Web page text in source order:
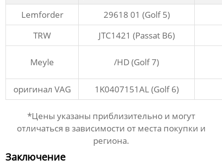
Lemforder
29618 01 (Golf 5)
TRW
JTC1421 (Passat B6)
Meyle /HD (Golf 7)
оригинал VAG 1K0407151AL (Golf 6)
*Цены указаны приблизительно и могут
отличаться в зависимости от места покупки и
региона.
Заключение